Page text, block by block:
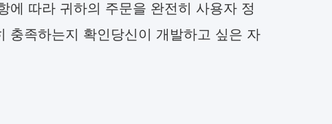
에 따라 귀하의 주문을 완전히 사용자 정
충족하는지 확인당신이 개발하고 싶은 자